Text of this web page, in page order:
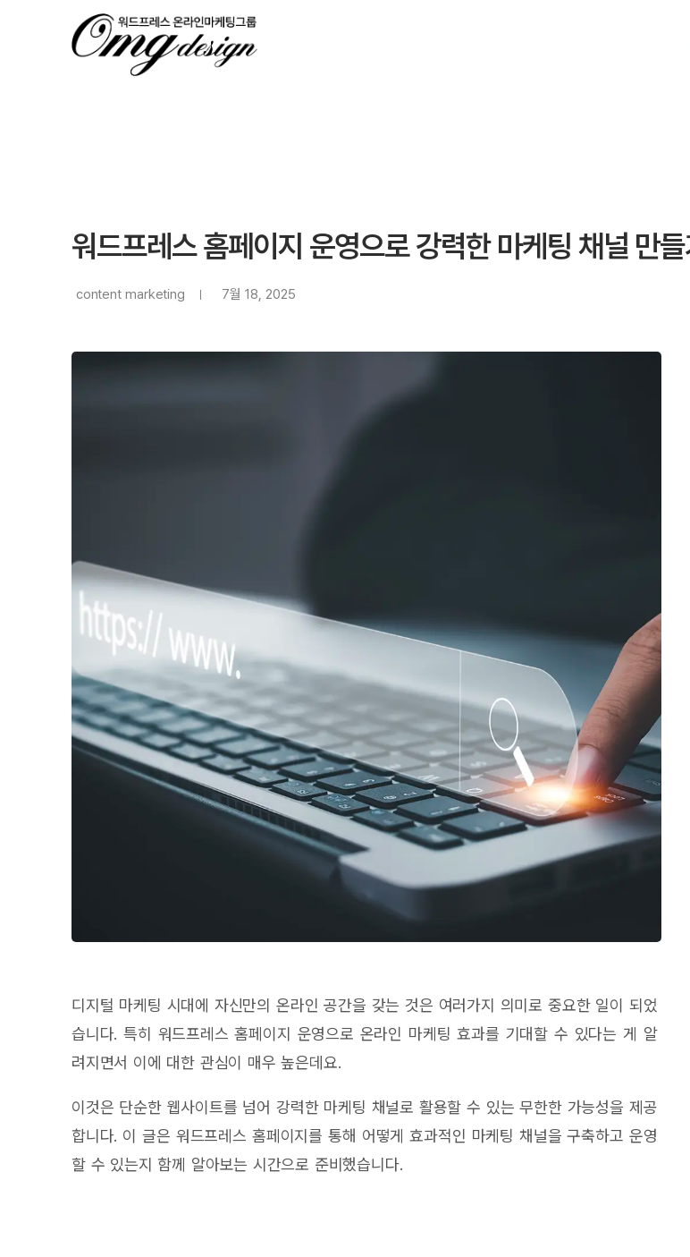
워드프레스 홈페이지 운영으로 강력한 마케팅 채널 만들
content marketing 7월 18, 2025
디지털 마케팅 시대에 자신만의 온라인 공간을 갖는 것은 여러가지 의미로 중요한 일이 되었
습니다. 특히 워드프레스 홈페이지 운영으로 온라인 마케팅 효과를 기대할 수 있다는 게 알
려지면서 이에 대한 관심이 매우 높은데요.
이것은 단순한 웹사이트를 넘어 강력한 마케팅 채널로 활용할 수 있는 무한한 가능성을 제공
합니다. 이 글은 워드프레스 홈페이지를 통해 어떻게 효과적인 마케팅 채널을 구축하고 운영
할 수 있는지 함께 알아보는 시간으로 준비했습니다.